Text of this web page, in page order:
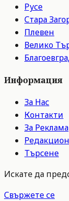
Русе
Стара
Плевен
Велико
Информация
За Нас
Контакти
За Реклама
Търсене
Искате да
Свържете се